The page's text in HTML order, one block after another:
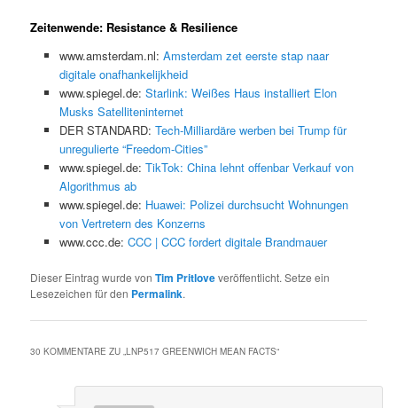
Zeitenwende: Resistance & Resilience
www.amsterdam.nl: Amsterdam zet eerste stap naar
digitale onafhankelijkheid
www.spiegel.de: Starlink: Weißes Haus installiert Elon
Musks Satelliteninternet
DER STANDARD: Tech-Milliardäre werben bei Trump für
unregulierte “Freedom-Cities”
www.spiegel.de: TikTok: China lehnt offenbar Verkauf von
Algorithmus ab
www.spiegel.de: Huawei: Polizei durchsucht Wohnungen
von Vertretern des Konzerns
www.ccc.de: CCC | CCC fordert digitale Brandmauer
Dieser Eintrag wurde vonTim Pritloveveröffentlicht. Setze ein
Lesezeichen für den Permalink.
30 KOMMENTARE ZU „LNP517 GREENWICH MEAN FACTS“